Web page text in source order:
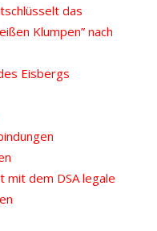
das
Klumpen” nach
Eisbergs
mit dem DSA legale